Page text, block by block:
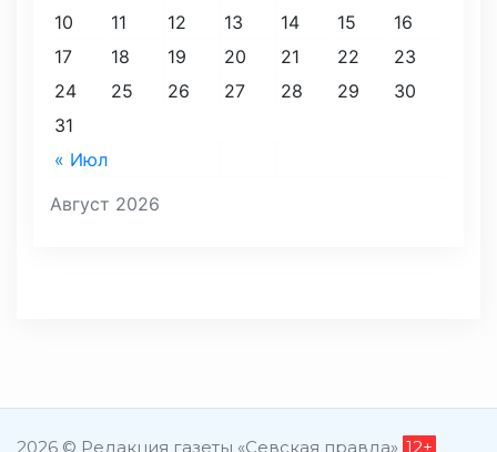
Август 2026
« Июл
10
11 12 13 14 15
16
17
18 19 20 21 22
23
24
25 26 27 28 29
30
31
2026 © Редакция газеты «Севская правда» 12+